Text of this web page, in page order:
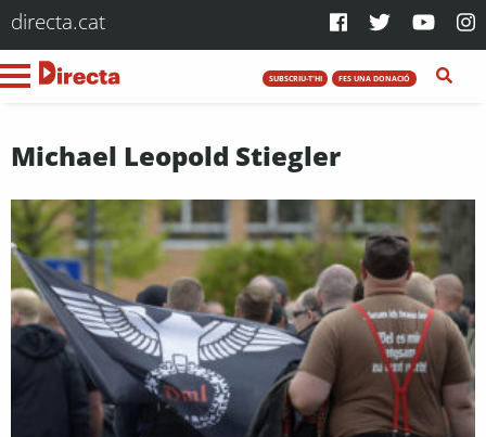
directa.cat
SUBSCRIU-T'HI FES UNA DONACIÓ
Michael Leopold Stiegler